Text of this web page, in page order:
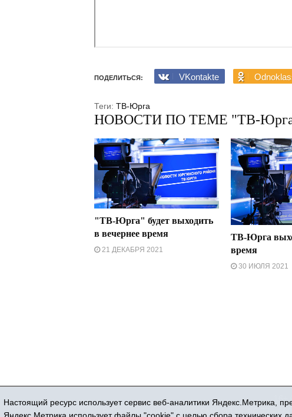
ПОДЕЛИТЬСЯ: VKontakte
Теги: ТВ-Юрга
НОВОСТИ ПО ТЕМЕ "ТВ-
"ТВ-Юрга" будет выходить
в вечернее время
21 ДЕКАБРЯ 2021
ТВ-Юрга
время
30 ИЮЛЯ 2021
Регистрационный номер СМИ ЭЛ № ФС 77 -
Настоящий ресурс использует сервис веб-аналитики